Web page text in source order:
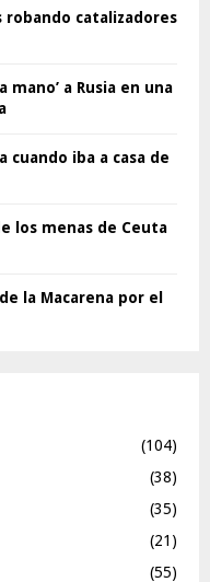
catalizadores
mano’ a Rusia en una
cuando iba a casa de
los menas de Ceuta
la Macarena por el
(104)
(38)
(35)
(21)
(55)